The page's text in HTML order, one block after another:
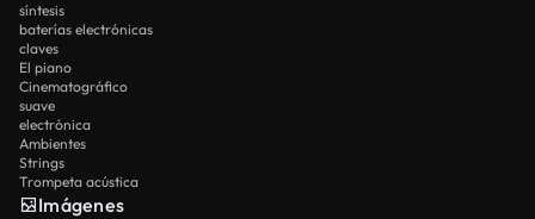
síntesis
baterías electrónicas
claves
El piano
Cinematográfico
suave
electrónica
Ambientes
Strings
Trompeta acústica
Imágenes